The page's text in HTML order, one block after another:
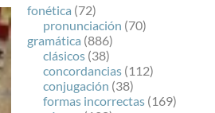
fonética (72)
pronunciación (70)
gramática (886)
clásicos (38)
concordancias (112)
conjugación (38)
formas incorrectas (169)